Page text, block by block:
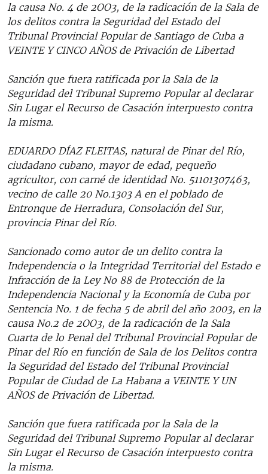
la causa No. 4 de 2OO3, de la radicación de la Sala de
los delitos contra la Seguridad del Estado del
Tribunal Provincial Popular de Santiago de Cuba a
VEINTE Y CINCO AÑOS de Privación de Libertad
Sanción que fuera ratificada por la Sala de la
Seguridad del Tribunal Supremo Popular al declarar
Sin Lugar el Recurso de Casación interpuesto contra
la misma.
EDUARDO DÍAZ FLEITAS, natural de Pinar del Río,
ciudadano cubano, mayor de edad, pequeño
agricultor, con carné de identidad No. 51101307463,
vecino de calle 20 No.1303 A en el poblado de
Entronque de Herradura, Consolación del Sur,
provincia Pinar del Río.
Sancionado como autor de un delito contra la
Independencia o la Integridad Territorial del Estado e
Infracción de la Ley No 88 de Protección de la
Independencia Nacional y la Economía de Cuba por
Sentencia No. 1 de fecha 5 de abril del año 2003, en la
causa No.2 de 2OO3, de la radicación de la Sala
Cuarta de lo Penal del Tribunal Provincial Popular de
Pinar del Río en función de Sala de los Delitos contra
la Seguridad del Estado del Tribunal Provincial
Popular de Ciudad de La Habana a VEINTE Y UN
AÑOS de Privación de Libertad.
Sanción que fuera ratificada por la Sala de la
Seguridad del Tribunal Supremo Popular al declarar
Sin Lugar el Recurso de Casación interpuesto contra
la misma.